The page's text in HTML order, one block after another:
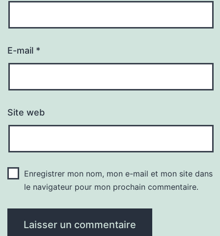
E-mail *
Site web
Enregistrer mon nom, mon e-mail et mon site dans
le navigateur pour mon prochain commentaire.